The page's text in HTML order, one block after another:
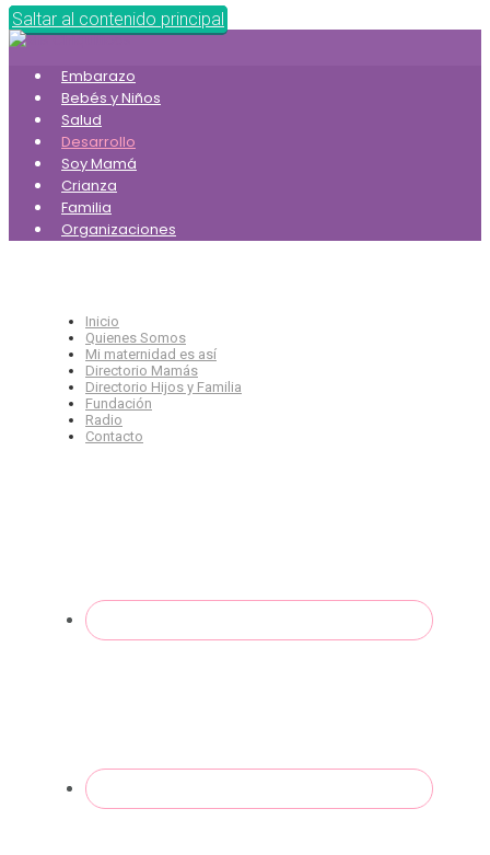
Saltar al contenido principal
Embarazo
Bebés y Niños
Salud
Desarrollo
Soy Mamá
Crianza
Familia
Organizaciones
Inicio
Quienes Somos
Mi maternidad es así
Directorio Mamás
Directorio Hijos y Familia
Fundación
Radio
Contacto